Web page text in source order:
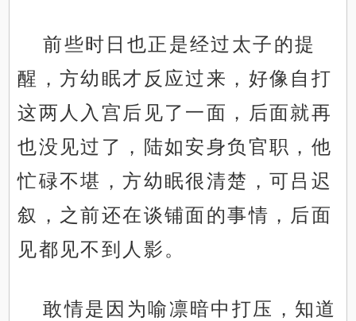
前些时日也正是经过太子的提
醒，方幼眠才反应过来，好像自打
这两人入宫后见了一面，后面就再
也没见过了，陆如安身负官职，他
忙碌不堪，方幼眠很清楚，可吕迟
叙，之前还在谈铺面的事情，后面
见都见不到人影。
敢情是因为喻凛暗中打压，知道